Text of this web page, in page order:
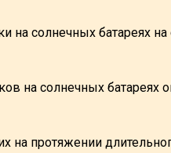
на солнечных батареях
на солнечных батареях
на протяжении